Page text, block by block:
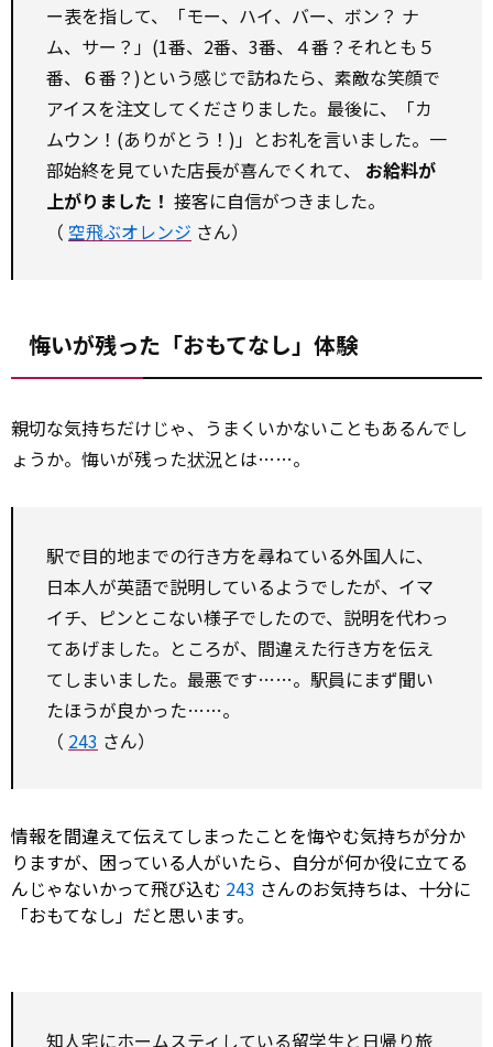
ー表を指して、「モー、ハイ、バー、ボン？ ナ
ム、サー？」(1番、2番、3番、４番？それとも５
番、６番？)という感じで訪ねたら、素敵な笑顔で
アイスを注文してくださりました。最後に、「カ
ムウン！(ありがとう！)」とお礼を言いました。一
部始終を見ていた店長が喜んでくれて、 お給料が
上がりました！ 接客に自信がつきました。
（ 空飛ぶオレンジ さん）
悔いが残った「おもてなし」体験
親切な気持ちだけじゃ、うまくいかないこともあるんでし
ょうか。悔いが残った状況とは……。
駅で目的地までの行き方を尋ねている外国人に、
日本人が英語で説明しているようでしたが、イマ
イチ、ピンとこない様子でしたので、説明を代わっ
てあげました。ところが、間違えた行き方を伝え
てしまいました。最悪です……。駅員にまず聞い
たほうが良かった……。
（ 243 さん）
情報を間違えて伝えてしまったことを悔やむ気持ちが分か
りますが、困っている人がいたら、自分が何か役に立てる
んじゃないかって飛び込む 243 さんのお気持ちは、十分に
「おもてなし」だと思います。
知人宅にホームスティしている留学生と日帰り旅